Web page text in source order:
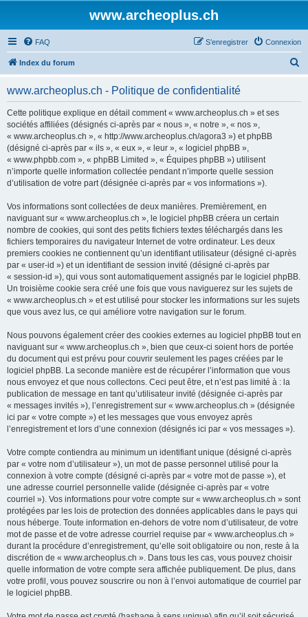
www.archeoplus.ch
FAQ Connexion
S’enregistrer
Index du forum
www.archeoplus.ch - Politique de confidentialité
Cette politique explique en détail comment « www.archeoplus.ch » et ses
sociétés affiliées (désignés ci-après par « nous », « notre », « nos »,
« www.archeoplus.ch », « http://www.archeoplus.ch/agora3 ») et phpBB
(désigné ci-après par « ils », « eux », « leur », « logiciel phpBB »,
« www.phpbb.com », « phpBB Limited », « Équipes phpBB ») utilisent
n’importe quelle information collectée pendant n’importe quelle session
d’utilisation de votre part (désignée ci-après par « vos informations »).
Vos informations sont collectées de deux manières. Premièrement, en
naviguant sur « www.archeoplus.ch », le logiciel phpBB créera un certain
nombre de cookies, qui sont des petits fichiers textes téléchargés dans les
fichiers temporaires du navigateur Internet de votre ordinateur. Les deux
premiers cookies ne contiennent qu’un identifiant utilisateur (désigné ci-après
par « user-id ») et un identifiant de session invité (désigné ci-après par
« session-id »), qui vous sont automatiquement assignés par le logiciel phpBB.
Un troisième cookie sera créé une fois que vous naviguerez sur les sujets de
« www.archeoplus.ch » et est utilisé pour stocker les informations sur les sujets
que vous avez lus, ce qui améliore votre navigation sur le forum.
Nous pouvons également créer des cookies externes au logiciel phpBB tout en
naviguant sur « www.archeoplus.ch », bien que ceux-ci soient hors de portée
du document qui est prévu pour couvrir seulement les pages créées par le
logiciel phpBB. La seconde manière est de récupérer l’information que vous
nous envoyez et que nous collectons. Ceci peut être, et n’est pas limité à : la
publication de message en tant qu’utilisateur invité (désignée ci-après par
« messages invités »), l’enregistrement sur « www.archeoplus.ch » (désignée
ici par « votre compte ») et les messages que vous envoyez après
l’enregistrement et lors d’une connexion (désignés ici par « vos messages »).
Votre compte contiendra au minimum un identifiant unique (désigné ci-après
par « votre nom d’utilisateur »), un mot de passe personnel utilisé pour la
connexion à votre compte (désigné ci-après par « votre mot de passe »), et
une adresse courriel personnelle valide (désignée ci-après par « votre
courriel »). Vos informations pour votre compte sur « www.archeoplus.ch » sont
protégées par les lois de protection des données applicables dans le pays qui
nous héberge. Toute information en-dehors de votre nom d’utilisateur, de votre
mot de passe et de votre adresse courriel requise par « www.archeoplus.ch »
durant la procédure d’enregistrement, qu’elle soit obligatoire ou non, reste à la
discrétion de « www.archeoplus.ch ». Dans tous les cas, vous pouvez choisir
quelle information de votre compte sera affichée publiquement. De plus, dans
votre profil, vous pouvez souscrire ou non à l’envoi automatique de courriel par
le logiciel phpBB.